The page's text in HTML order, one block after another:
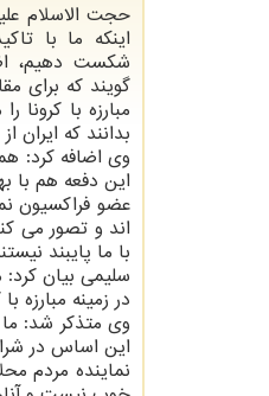
حجت الاسلام
اینكه ما با
شكست دهیم،
گویند كه برای
مبارزه با كرونا
بدانند كه
وی اضافه كرد:
این دفعه هم با
عضو فراكسیون
اند و تصور می
با ما پایبند
سلیمی بیان
در زمینه مبارزه
وی متذكر شد: ما
این اساس در
نماینده مردم